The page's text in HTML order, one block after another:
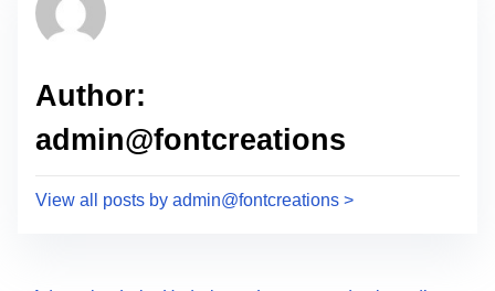
Author:
admin@fontcreations
View all posts by admin@fontcreations >